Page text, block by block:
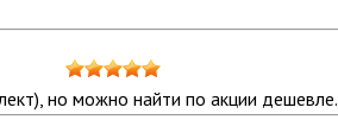
но можно найти по акции дешевле.